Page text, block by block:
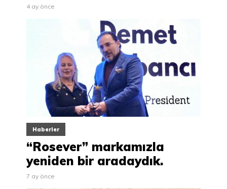
4 ay önce
Haberler
“Rosever” markamızla
yeniden bir aradaydık.
7 ay önce